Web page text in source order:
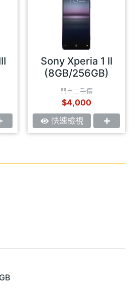
Sony Xperia 1 II
(8GB/256GB)
門市二手價
$4,000
快速檢視